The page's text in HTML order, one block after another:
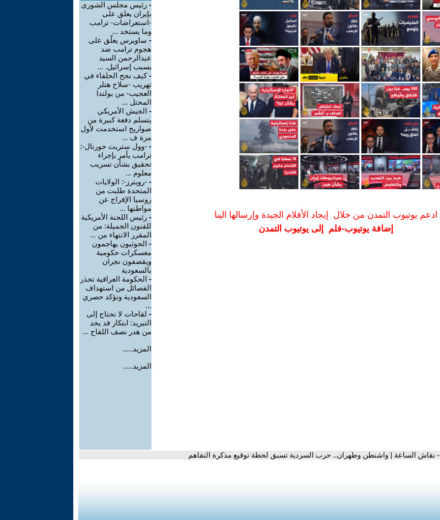
ادعم يوتيوب التمدن من خلال إيجاد الأفلام الجيدة وإرسالها الينا
إضافة يوتيوب-فلم إلى يوتيوب التمدن
- رئيس مجلس الشورى
بإيران يعلق على
-استعراضات- ترامب
وما يستخد ...
- ساويرس يعلّق على
هجوم ترامب ضد
عبدالرحمن السيد
بسبب إسرائيل. ...
-كيف نجح الحلفاء في
تهريب -سلاح هتلر
العجيب- من بولندا
المحتل ...
- الجيش الأمريكي
يتسلم دفعة كبيرة من
صواريخ استخدمت لأول
مرة ف ...
- -وول ستريت جورنال-:
ترامب يأمر بإجراء
تحقيق بشأن تسريب
معلوم ...
- -رويترز-: الولايات
المتحدة طلبت من
روسيا الإفراج عن
مواطنها ...
- رئيس اللجنة الأمريكية
للفنون الجميلة: من
المقرر الانتهاء من ...
- الحوثيون يهاجمون
معسكرات حكومية
ويقصفون نجران
بالسعودية
- الحكومة العراقية تحذر
الفصائل من استهداف
السعودية وتؤكد حصري
...
- لقاحات لا تحتاج إلى
التبريد: ابتكار قد يحد
من هدر نصف اللقاح ...
المزيد.....
المزيد.....
- نقاش الساعة | واشنطن وطهران.. حرب السردية تسبق لحظة توقيع مذكرة التفاهم